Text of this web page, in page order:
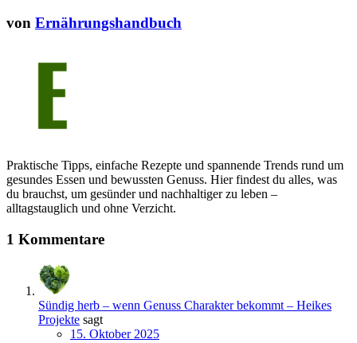
von Ernährungshandbuch
Praktische Tipps, einfache Rezepte und spannende Trends rund um
gesundes Essen und bewussten Genuss. Hier findest du alles, was
du brauchst, um gesünder und nachhaltiger zu leben –
alltagstauglich und ohne Verzicht.
1 Kommentare
Sündig herb – wenn Genuss Charakter bekommt – Heikes
Projekte sagt
15. Oktober 2025